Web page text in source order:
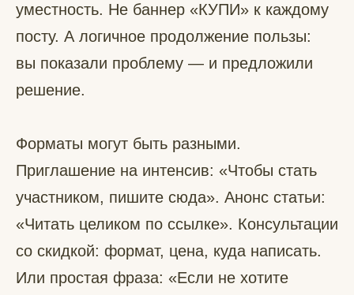
уместность. Не баннер «КУПИ» к каждому
посту. А логичное продолжение пользы:
вы показали проблему — и предложили
решение.
Форматы могут быть разными.
Приглашение на интенсив: «Чтобы стать
участником, пишите сюда». Анонс статьи:
«Читать целиком по ссылке». Консультации
со скидкой: формат, цена, куда написать.
Или простая фраза: «Если не хотите